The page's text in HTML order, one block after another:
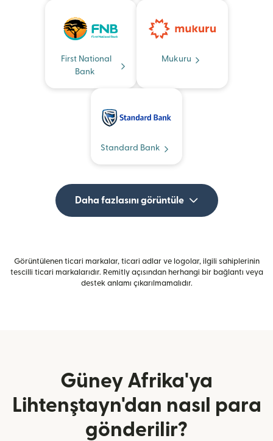
First National
Bank
Mukuru
Standard Bank
Daha fazlasını görüntüle
Görüntülenen ticari markalar, ticari adlar ve logolar, ilgili sahiplerinin
tescilli ticari markalarıdır. Remitly açısından herhangi bir bağlantı veya
destek anlamı çıkarılmamalıdır.
Güney Afrika'ya
Lihtenştayn'dan nasıl para
gönderilir?